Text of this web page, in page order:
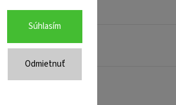
Odmietnuť
Súhlasím